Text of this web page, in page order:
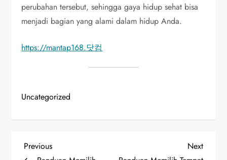
perubahan tersebut, sehingga gaya hidup sehat bisa
menjadi bagian yang alami dalam hidup Anda.
https://mantap168.닷컴
Uncategorized
P
Previous
Previous
Next
Next